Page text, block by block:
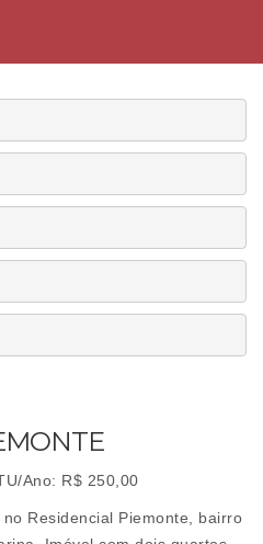
Ano: R$ 250,00
Residencial Piemonte, bairro